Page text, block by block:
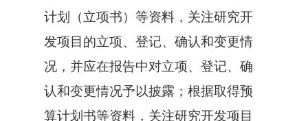
计划（立项书）等资料，关注研究开
发项目的立项、登记、确认和变更情
况，并应在报告中对立项、登记、确
认和变更情况予以披露；根据取得预
算计划书等资料，关注研究开发项目